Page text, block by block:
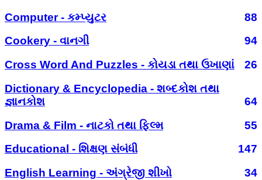
Computer - કમ્પ્યુટર
88
Cookery - વાનગી
94
Cross Word And Puzzles - કોયડા તથા ઉખાણાં
26
Dictionary & Encyclopedia - શબ્દકોશ તથા
જ્ઞાનકોશ
64
Drama & Film - નાટકો તથા ફિલ્મ
55
Educational - શિક્ષણ સંબંધી
147
English Learning - અંગ્રેજી શીખો
34